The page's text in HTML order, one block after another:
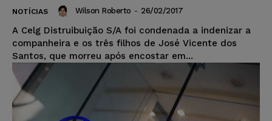
NOTÍCIAS Wilson Roberto - 26/02/2017
A Celg Distruibuição S/A foi condenada a indenizar a
companheira e os três filhos de José Vicente dos
Santos, que morreu após encostar em...